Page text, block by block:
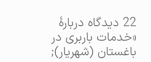
22 دیدگاه دربارهٔ
«خدمات باربری در
باغستان (شهریار);